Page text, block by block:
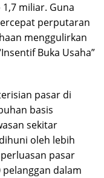
miliar. Guna
perputaran
menggulirkan
Buka Usaha”
pasar di
basis
sekitar
oleh lebih
pasar
dalam